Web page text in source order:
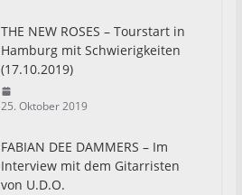
THE NEW ROSES – Tourstart in
Hamburg mit Schwierigkeiten
(17.10.2019)
25. Oktober 2019
FABIAN DEE DAMMERS – Im
Interview mit dem Gitarristen
von U.D.O.